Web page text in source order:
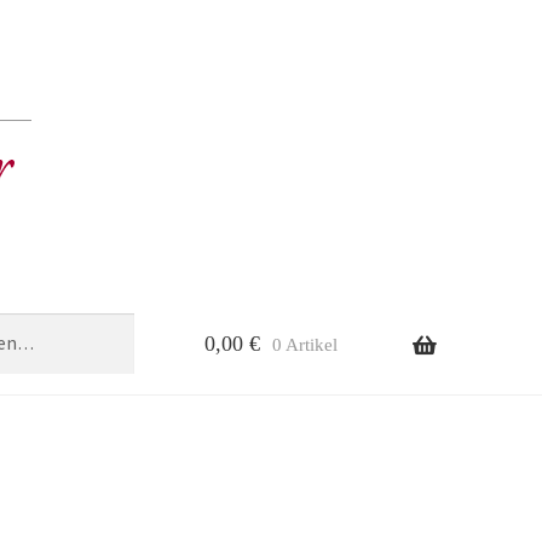
0,00 € 0 Artikel